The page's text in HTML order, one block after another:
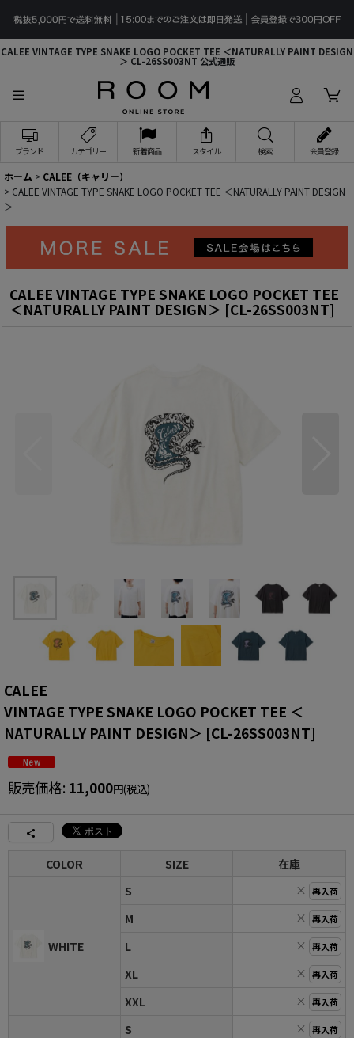
CALEE VINTAGE TYPE SNAKE LOGO POCKET TEE ＜NATURALLY PAINT DESIGN
＞ CL-26SS003NT 公式通販
ブランド カテゴリー 新着商品 スタイル 検索 会員登録
ホーム > CALEE（キャリー）
> CALEE VINTAGE TYPE SNAKE LOGO POCKET TEE ＜NATURALLY PAINT DESIGN
＞
CALEE VINTAGE TYPE SNAKE LOGO POCKET TEE
＜NATURALLY PAINT DESIGN＞ [CL-26SS003NT]
CALEE
VINTAGE TYPE SNAKE LOGO POCKET TEE ＜
NATURALLY PAINT DESIGN＞ [CL-26SS003NT]
販売価格: 11,000円(税込)
COLOR SIZE 在庫
WHITE
S × 再入荷
M × 再入荷
L × 再入荷
XL × 再入荷
XXL × 再入荷
S × 再入荷